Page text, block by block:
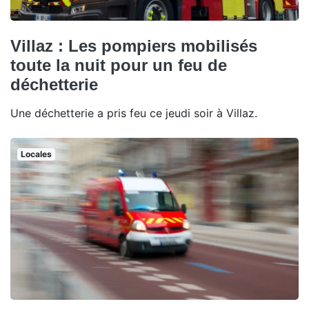
Villaz : Les pompiers mobilisés
toute la nuit pour un feu de
déchetterie
Une déchetterie a pris feu ce jeudi soir à Villaz.
Locales